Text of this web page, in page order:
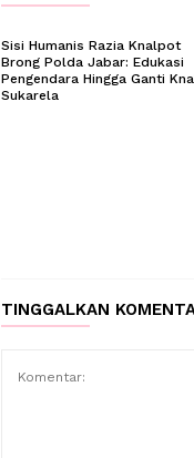
Sisi Humanis Razia Knalpot
Brong Polda Jabar: Edukasi
Pengendara Hingga Ganti
Sukarela
TINGGALKAN